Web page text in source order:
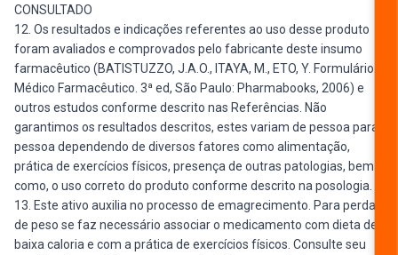
CONSULTADO
12. Os resultados e indicações referentes ao uso desse produto
foram avaliados e comprovados pelo fabricante deste insumo
farmacêutico (BATISTUZZO, J.A.O., ITAYA, M., ETO, Y. Formulário
Médico Farmacêutico. 3ª ed, São Paulo: Pharmabooks, 2006) e
outros estudos conforme descrito nas Referências. Não
garantimos os resultados descritos, estes variam de pessoa para
pessoa dependendo de diversos fatores como alimentação,
prática de exercícios físicos, presença de outras patologias, bem
como, o uso correto do produto conforme descrito na posologia.
13. Este ativo auxilia no processo de emagrecimento. Para perda
de peso se faz necessário associar o medicamento com dieta de
baixa caloria e com a prática de exercícios físicos. Consulte seu